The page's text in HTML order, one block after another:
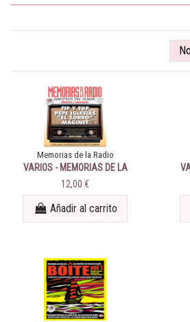
Memorias de la Radio
VARIOS - MEMORIAS DE LA
RADIO - MAESTROS DEL
HUMOR TIP Y TOP / PEPE
12,00 €
Añadir al carrito